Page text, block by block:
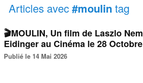
Articles avec#moulin tag
🎬MOULIN, Un film de Laszlo
Eidinger au Cinéma le 28
Publié le 14 Mai 2026